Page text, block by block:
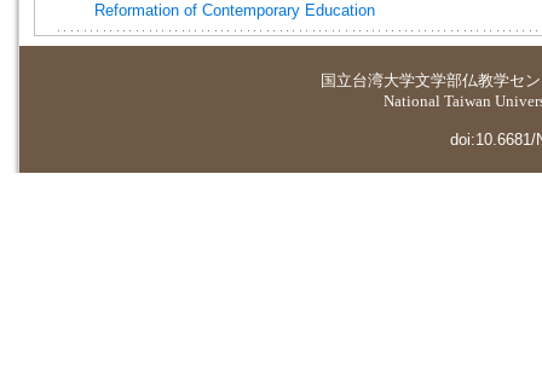
Reformation of Contemporary Education
国立台湾大学文学部仏教学セ
National Taiwan
doi:10.6681/